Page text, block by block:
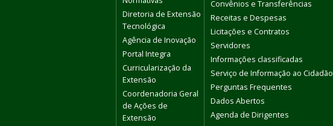
Diretoria de Extensão
Tecnológica
Agência de Inovação
Portal Integra
Curricularização da
Extensão
Coordenadoria Geral
de Ações de
Extensão
Convênios e Transferências
Receitas e Despesas
Licitações e Contratos
Servidores
Informações classificadas
Serviço de Informação ao Cidadão
Perguntas Frequentes
Dados Abertos
Agenda de Dirigentes